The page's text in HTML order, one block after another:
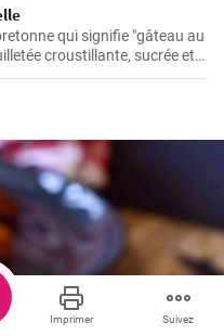
qui signifie "gâteau au
croustillante, sucrée et
complexe à réaliser, le
Imprimer Suivez